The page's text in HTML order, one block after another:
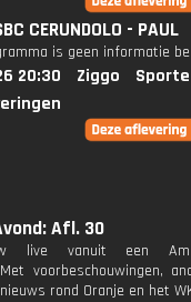
CERUNDOLO - PAUL
is geen informatie
20:30 Ziggo
Afl. 30
live vanuit een
voorbeschouwingen,
rond Oranje en het